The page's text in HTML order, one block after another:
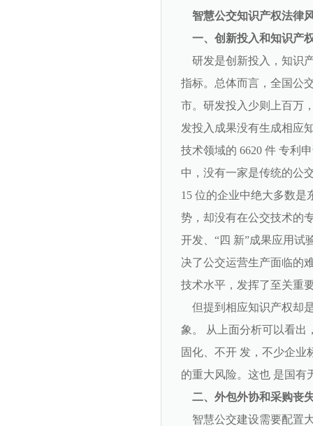
智慧公交知识产权法律
一、创新投入和知识产
研发是创新投入，知识
指标。总体而言，全国公
市。研发投入少则上百万
发投入成果没有生成相应
技术领域的 6620 件 专利
中，没有一家是传统的公
15 位的企业中绝大多数
势，却没有在公交技术的
开发、“四 新”成果应用试
决了公交运营生产面临的
技术水平，发挥了至关重
但提到相应知识产权却
象。 从上面分析可以看出
固化、不开 发，不少企业
的重大风险。这也 是国有
二、外包外协和采购丧
智慧公交建设需要配置